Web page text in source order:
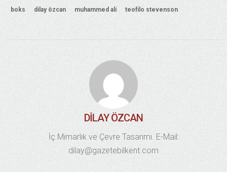
boks dilay özcan muhammed ali teofilo stevenson
DILAY ÖZCAN
İç Mimarlık ve Çevre Tasarımı. E-Mail:
dilay@gazetebilkent.com